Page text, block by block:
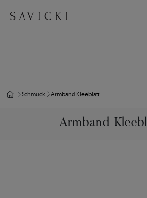
Schmuck Armband Kleeblatt
Armband